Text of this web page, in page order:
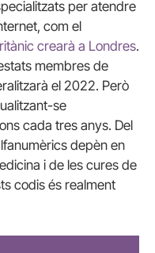
per atendre
com el
crearà a Londres.
membres de
el 2022. Però
se
cada tres anys. Del
depèn en
i de les cures de
codis és realment